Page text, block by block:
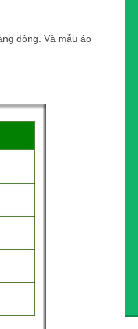
động. Và mẫu áo